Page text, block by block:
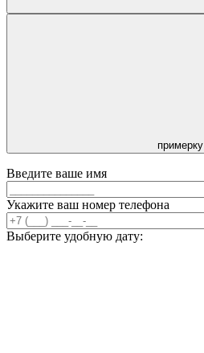
примерку
Введите ваше имя
Укажите ваш номер телефона
Выберите удобную дату: